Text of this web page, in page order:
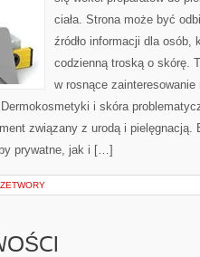
ciała. Strona może być
źródło informacji dla osób,
codzienną troską o skórę.
w rosnące
i skóra
związany z urodą i pielęgnacją.
prywatne, jak i […]